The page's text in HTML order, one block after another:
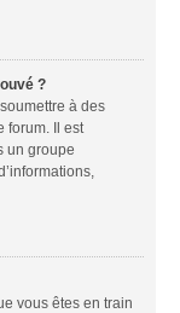
?
à des
forum. Il est
un groupe
vous êtes en train